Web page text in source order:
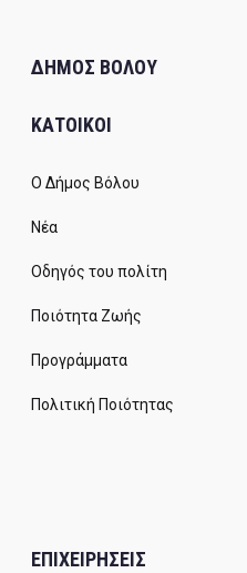
ΔΗΜΟΣ ΒΟΛΟΥ
ΚΑΤΟΙΚΟΙ
Ο Δήμος Βόλου
Νέα
Οδηγός του πολίτη
Ποιότητα Ζωής
Προγράμματα
Πολιτική Ποιότητας
ΕΠΙΧΕΙΡΗΣΕΙΣ